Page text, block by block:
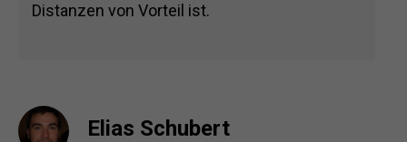
Distanzen von Vorteil ist.
Elias Schubert